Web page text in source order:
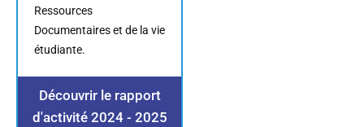
Ressources
Documentaires et de la vie
étudiante.
Découvrir le rapport
d'activité 2024 - 2025